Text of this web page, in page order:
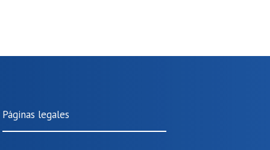
Páginas legales